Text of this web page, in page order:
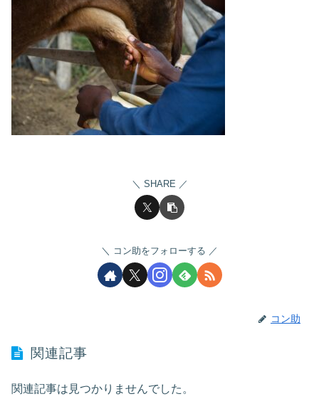
SHARE
コン助をフォローする
コン助
関連記事
関連記事は見つかりませんでした。